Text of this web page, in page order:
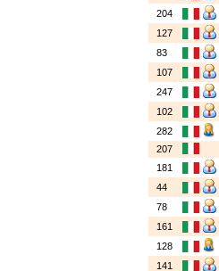
204
127
83
107
247
102
282
207
181
44
78
161
128
141